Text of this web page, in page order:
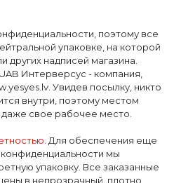
поэтому все
упаковке, на которой
других надписей магазина.
Интерверсус - компания,
Увидев посылку, никто
внутри, поэтому местом
свое рабочее место.
Для обеспечения еще
мы
упаковку. Все заказанные
в непрозрачный, плотно